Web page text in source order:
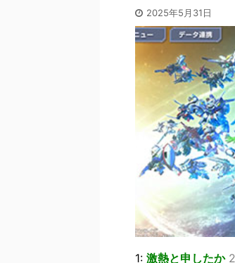
2025年5月31日
1: 激熱と申したか